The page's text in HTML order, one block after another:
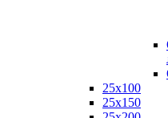
25х100
25х150